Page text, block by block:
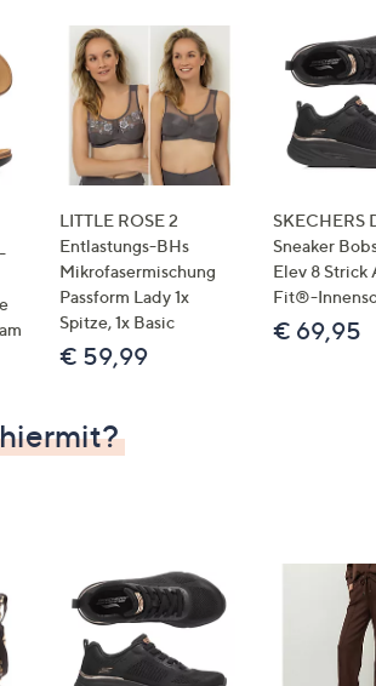
LITTLE ROSE 2
Entlastungs-BHs
Mikrofasermischung
Passform Lady 1x
Spitze, 1x Basic
€ 59,99
SKECHERS
Sneaker
Elev 8 Strick
Fit®-
€ 69,95